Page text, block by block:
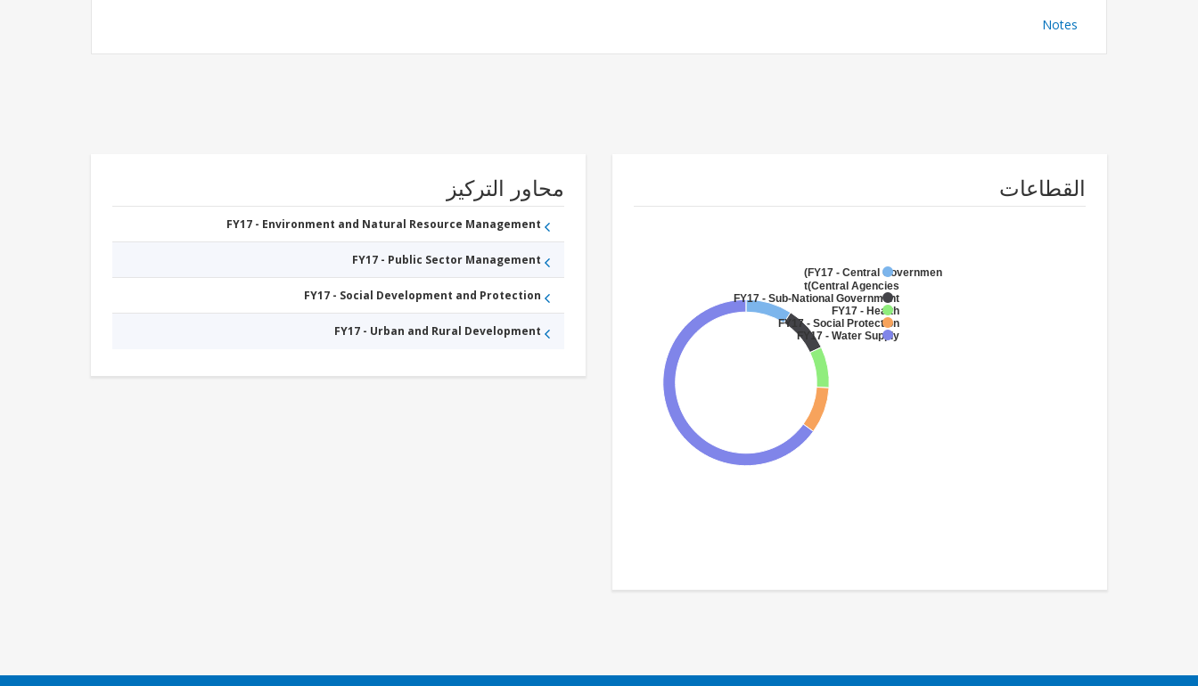
Notes
القطاعات
FY17 - Central Government
(Central Agencies
)
FY17 - Sub-National Government
FY17 - Health
FY17 - Social Protection
FY17 - Water Supply
محاور التركيز
FY17 - Environment and Natural Resource Management
FY17 - Public Sector Management
FY17 - Social Development and Protection
FY17 - Urban and Rural Development